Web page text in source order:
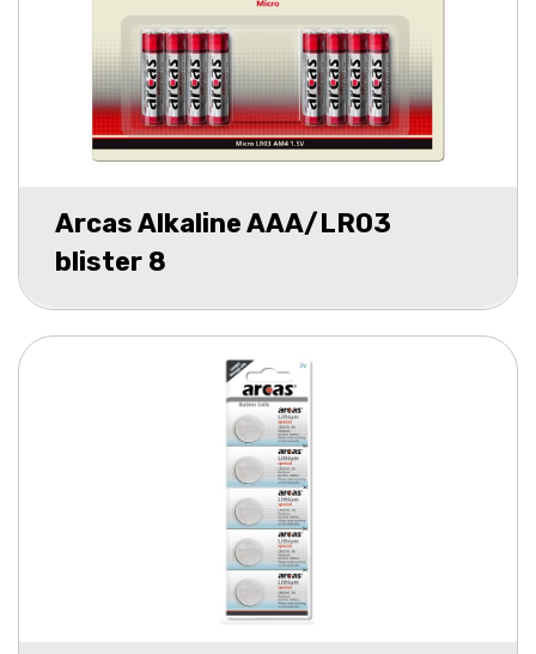
Arcas Alkaline AAA/LR03
blister 8